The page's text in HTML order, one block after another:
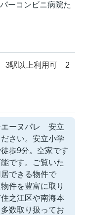
ーコンビニ病院た
3駅以上利用可
2
エーヌパレ 安立
さい。安立小学
歩9分。空家です
です。ご覧いた
できる物件で
件を豊富に取り
之江区や南海本
数取り扱ってお